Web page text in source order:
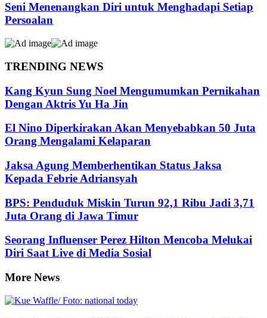
Seni Menenangkan Diri untuk Menghadapi Setiap
Persoalan
TRENDING NEWS
Kang Kyun Sung Noel Mengumumkan Pernikahan
Dengan Aktris Yu Ha Jin
El Nino Diperkirakan Akan Menyebabkan 50 Juta
Orang Mengalami Kelaparan
Jaksa Agung Memberhentikan Status Jaksa
Kepada Febrie Adriansyah
BPS: Penduduk Miskin Turun 92,1 Ribu Jadi 3,71
Juta Orang di Jawa Timur
Seorang Influenser Perez Hilton Mencoba Melukai
Diri Saat Live di Media Sosial
More News